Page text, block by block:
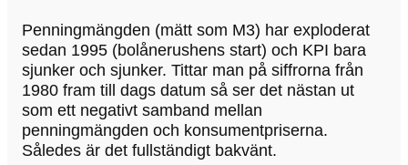
Penningmängden (mätt som M3) har exploderat
sedan 1995 (bolånerushens start) och KPI bara
sjunker och sjunker. Tittar man på siffrorna från
1980 fram till dags datum så ser det nästan ut
som ett negativt samband mellan
penningmängden och konsumentpriserna.
Således är det fullständigt bakvänt.